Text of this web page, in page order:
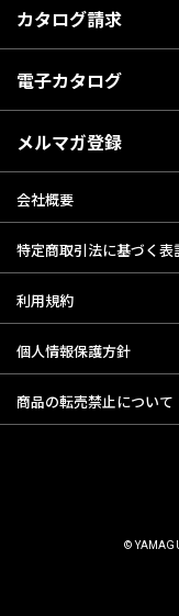
カタログ請求
電子カタログ
メルマガ登録
会社概要
特定商取引法に基づく表
利用規約
個人情報保護方針
商品の転売禁止について
©